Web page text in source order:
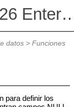
Altova MapForce 2026
datos> Funciones
para definir los